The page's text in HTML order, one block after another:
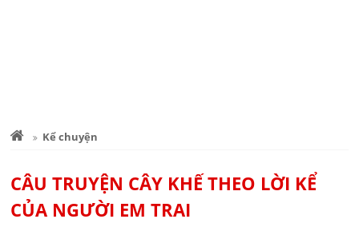
Kể chuyện
CÂU TRUYỆN CÂY KHẾ THEO LỜI KỂ
CỦA NGƯỜI EM TRAI